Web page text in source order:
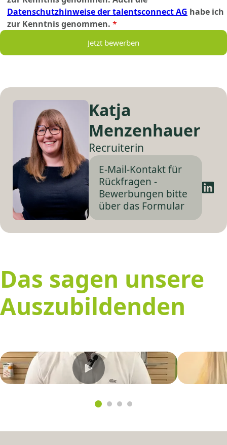
Datenschutzhinweise der talentsconnect AG habe ich
zur Kenntnis genommen. *
Jetzt bewerben
Katja
Menzenhauer
Recruiterin
E-Mail-Kontakt für
Rückfragen -
Bewerbungen bitte
über das Formular
Das sagen unsere
Auszubildenden